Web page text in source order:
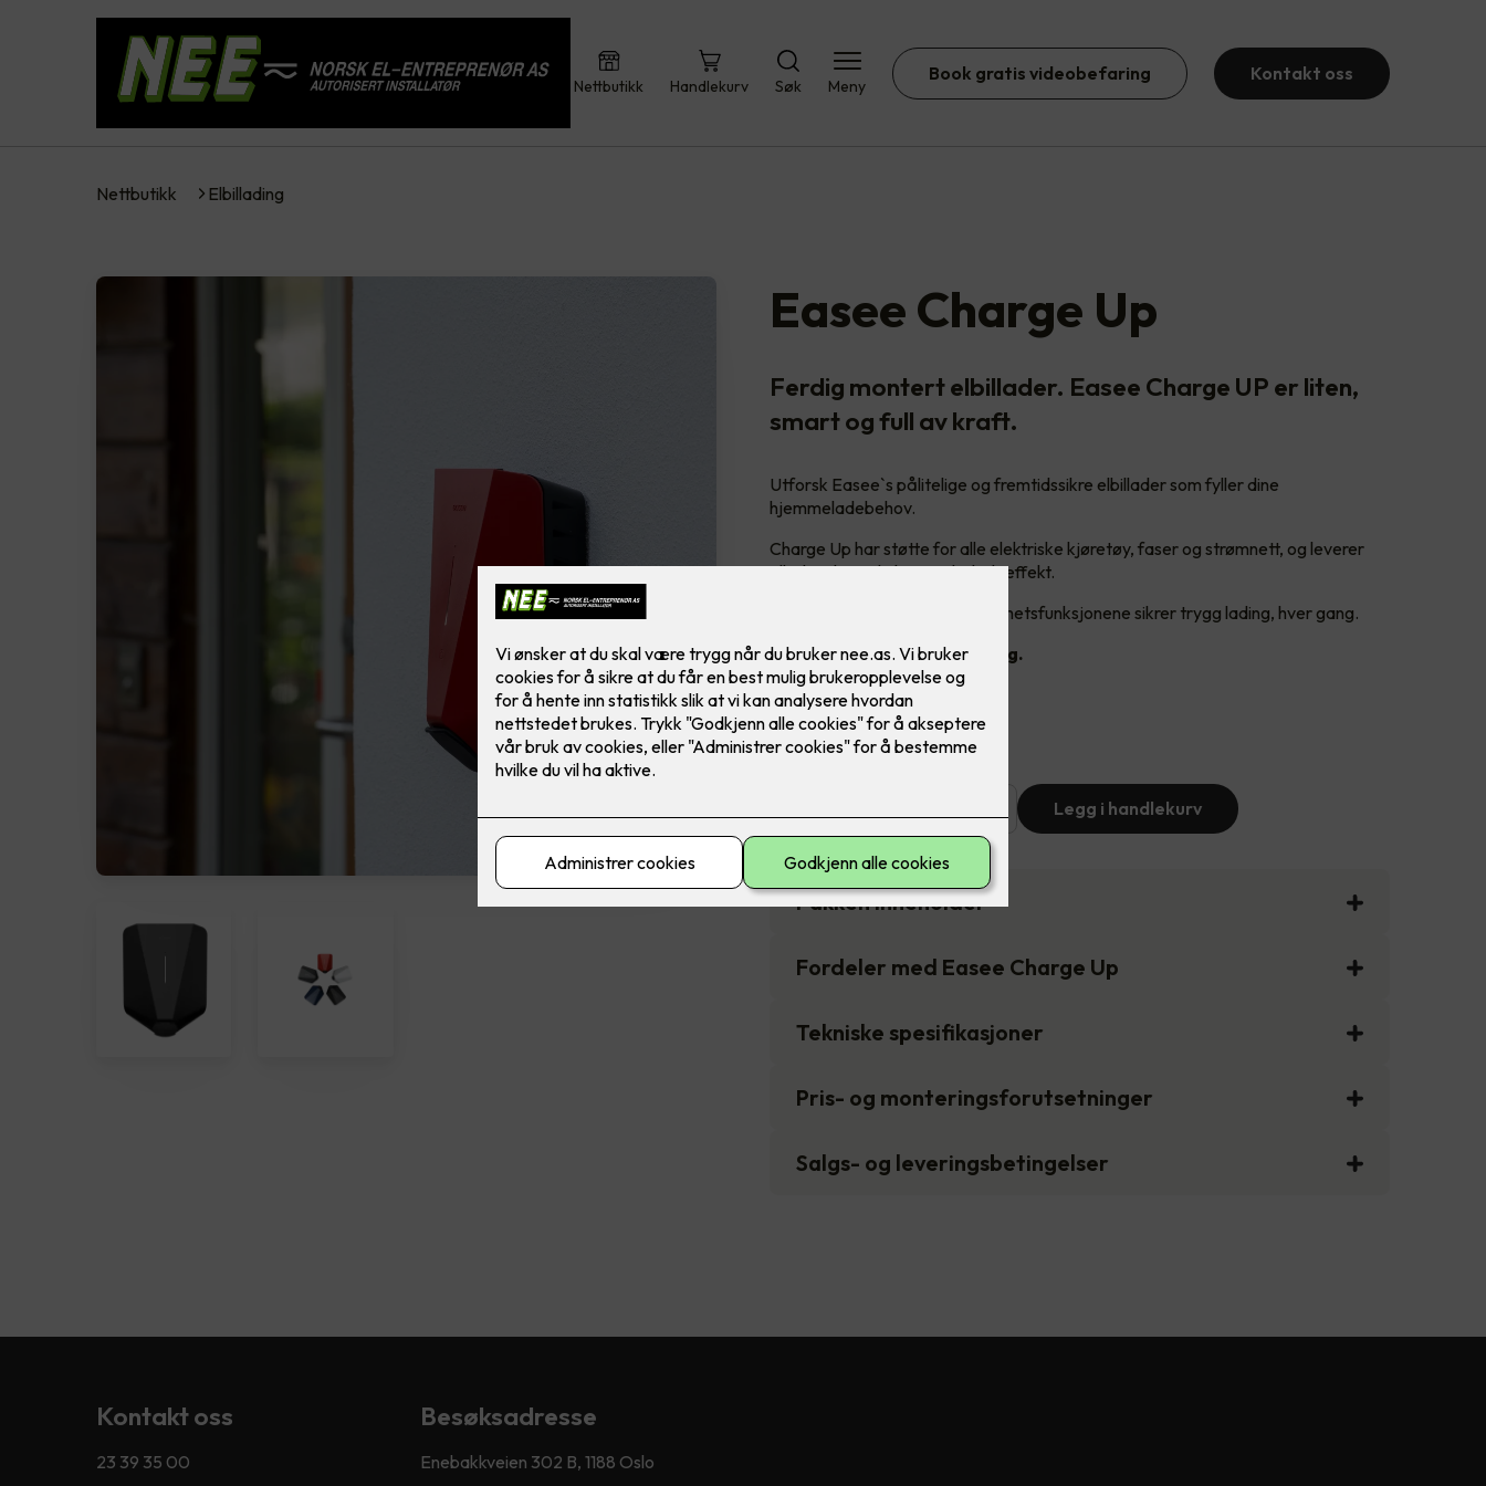
Nettbutikk Handlekurv Søk Meny
Book gratis videobefaring Kontakt oss
Nettbutikk Elbillading
Easee Charge Up
Ferdig montert elbillader. Easee Charge UP er liten,
smart og full av kraft.
Utforsk Easee`s pålitelige og fremtidssikre elbillader som fyller dine
hjemmeladebehov.
Charge Up har støtte for alle elektriske kjøretøy, faser og strømnett, og leverer
alltid maksimal tilgjengelig ladeeffekt.
De avanserte og smarte sikkerhetsfunksjonene sikrer trygg lading, hver gang.
Prisen er inkludert montering.
16,990,-
Legg i handlekurv
Pakken inneholder
Fordeler med Easee Charge Up
Tekniske spesifikasjoner
Pris- og monteringsforutsetninger
Salgs- og leveringsbetingelser
Kontakt oss
23 39 35 00
Besøksadresse
Enebakkveien 302 B, 1188 Oslo